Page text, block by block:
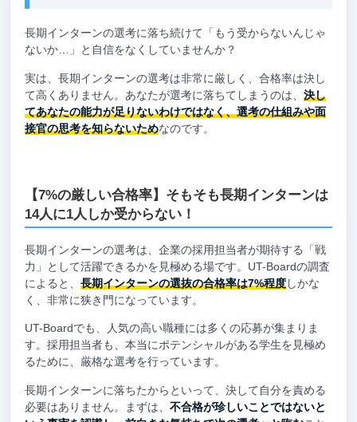
長期インターンの選考に落ち続けて「もう受からないんじゃ
ないか…」と自信をなくしていませんか？
実は、長期インターンの選考は非常に厳しく、合格率は決し
て高くありません。あなたが選考に落ちてしまうのは、 決し
てあなたの能力が足りないわけではなく、選考の仕組みや面
接官の思考を知らないためなのです。
【7%の厳しい合格率】そもそも長期インターンは
14人に1人しか受からない！
長期インターンの選考は、企業の採用担当者が期待する「戦
力」として活躍できるかを見極める場です。UT-Boardの調査
によると、 長期インターンの選抜の合格率は7%程度しかな
く、非常に狭き門になっています。
UT-Boardでも、人気の高い職種には多くの応募が集まりま
す。採用担当者も、本当にポテンシャルがある学生を見極め
るために、厳格な選考を行っています。
長期インターンに落ちたからといって、決して自分を責める
必要はありません。まずは、 不合格が珍しいことではないと